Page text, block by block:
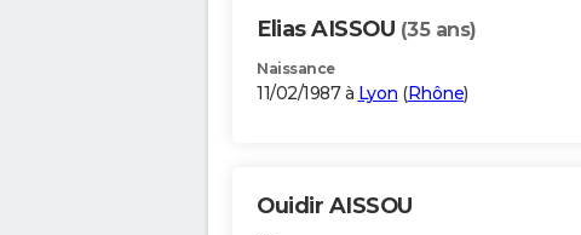
Elias AISSOU (35 ans)
Naissance
11/02/1987 à Lyon (Rhône)
Ouidir AISSOU